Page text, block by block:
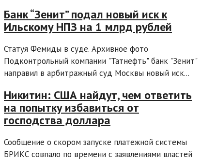
Банк “Зенит” подал новый иск к
Ильскому НПЗ на 1 млрд рублей
Статуя Фемиды в суде. Архивное фото
Подконтрольный компании "Татнефть" банк "Зенит"
направил в арбитражный суд Москвы новый иск...
Никитин: США найдут, чем ответить
на попытку избавиться от
господства доллара
Сообщение о скором запуске платежной системы
БРИКС совпало по времени с заявлениями властей